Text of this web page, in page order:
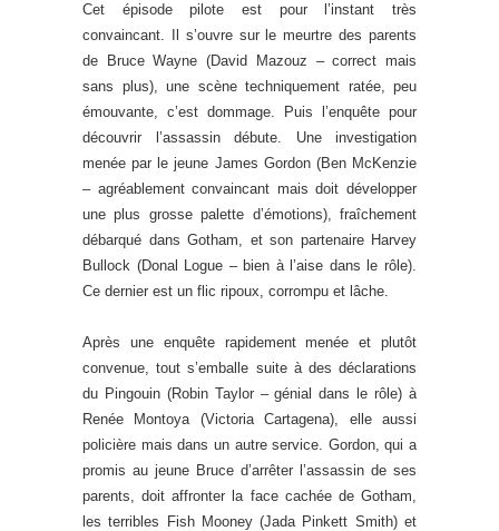
Cet épisode pilote est pour l’instant très
convaincant. Il s’ouvre sur le meurtre des parents
de Bruce Wayne (David Mazouz – correct mais
sans plus), une scène techniquement ratée, peu
émouvante, c’est dommage. Puis l’enquête pour
découvrir l’assassin débute. Une investigation
menée par le jeune James Gordon (Ben McKenzie
– agréablement convaincant mais doit développer
une plus grosse palette d’émotions), fraîchement
débarqué dans Gotham, et son partenaire Harvey
Bullock (Donal Logue – bien à l’aise dans le rôle).
Ce dernier est un flic ripoux, corrompu et lâche.
Après une enquête rapidement menée et plutôt
convenue, tout s’emballe suite à des déclarations
du Pingouin (Robin Taylor – génial dans le rôle) à
Renée Montoya (Victoria Cartagena), elle aussi
policière mais dans un autre service. Gordon, qui a
promis au jeune Bruce d’arrêter l’assassin de ses
parents, doit affronter la face cachée de Gotham,
les terribles Fish Mooney (Jada Pinkett Smith) et